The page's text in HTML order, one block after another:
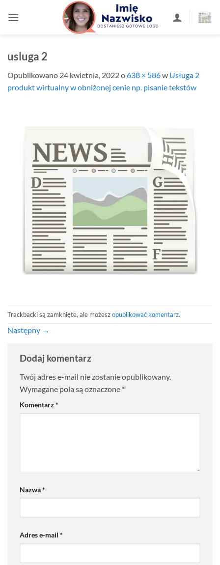
usluga 2
Opublikowano 24 kwietnia, 2022o638 × 586w Usługa 2
produkt wirtualny w obniżonej cenie np. pisanie tekstów
Trackbacki są zamknięte, ale możeszopublikować komentarz.
Następny →
Dodaj komentarz
Twój adres e-mail nie zostanie opublikowany.
Wymagane pola są oznaczone *
Komentarz*
Nazwa*
Adres e-mail *